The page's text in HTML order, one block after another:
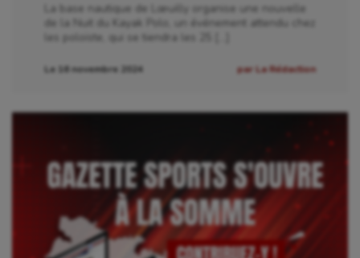
La base nautique de Lœuilly organise une nouvelle
de la Nuit du Kayak Polo, un événement attendu chez
les poloïste, qui se tiendra les 25 […]
Le 16 novembre 2024 par La Rédaction